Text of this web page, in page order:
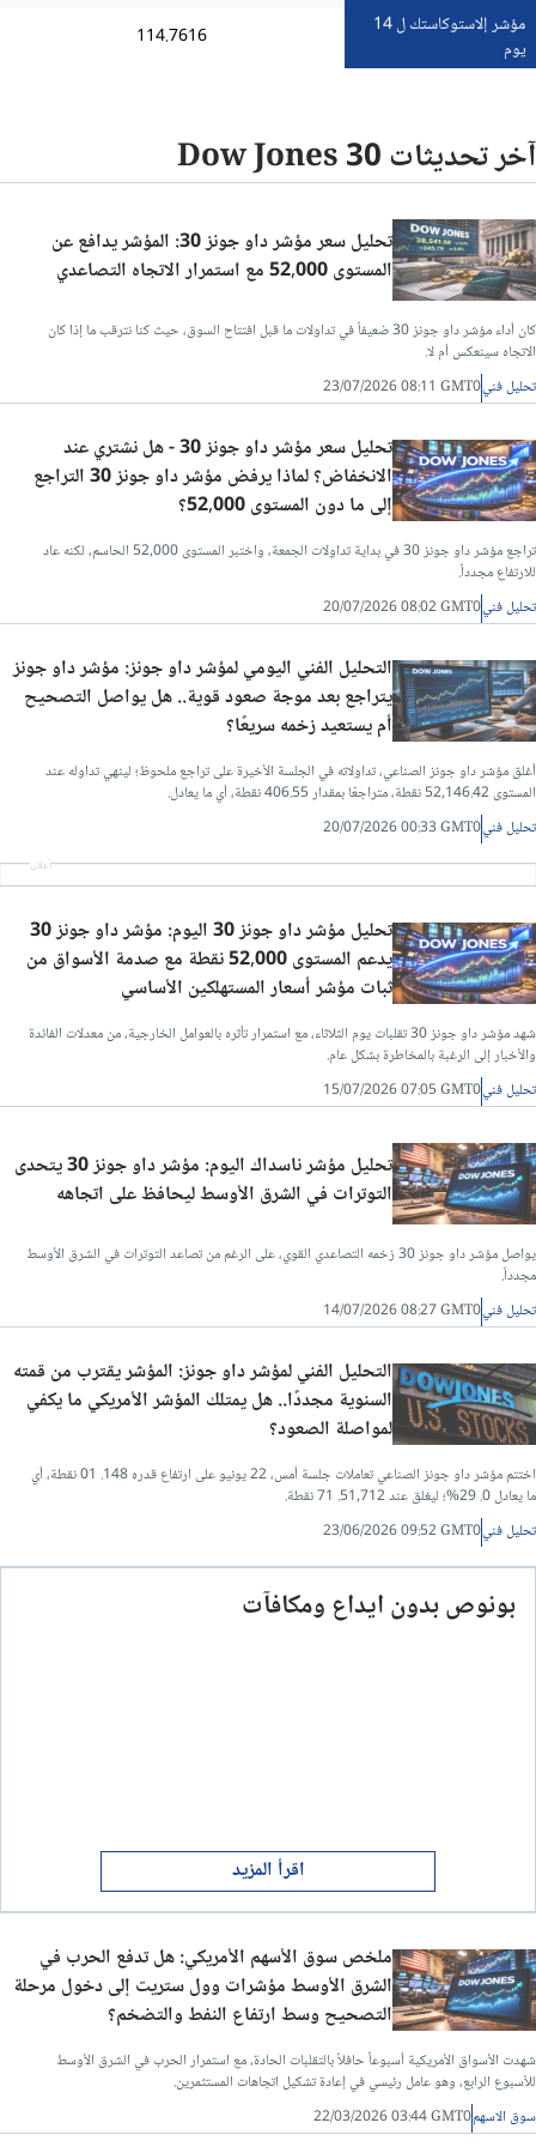
مؤشر إلاستوكاستك ل 14
يوم
114.7616
آخر تحديثات Dow Jones 30
تحليل سعر مؤشر داو جونز 30: المؤشر يدافع عن
المستوى 52,000 مع استمرار الاتجاه التصاعدي
كان أداء مؤشر داو جونز 30 ضعيفاً في تداولات ما قبل افتتاح السوق، حيث كنا نترقب ما إذا كان
الاتجاه سينعكس أم لا.
تحليل فني23/07/2026 08:11 GMT0
تحليل سعر مؤشر داو جونز 30 - هل نشتري عند
الانخفاض؟ لماذا يرفض مؤشر داو جونز 30 التراجع
إلى ما دون المستوى 52,000؟
تراجع مؤشر داو جونز 30 في بداية تداولات الجمعة، واختبر المستوى 52,000 الحاسم، لكنه عاد
للارتفاع مجدداً.
تحليل فني20/07/2026 08:02 GMT0
التحليل الفني اليومي لمؤشر داو جونز: مؤشر داو جونز
يتراجع بعد موجة صعود قوية.. هل يواصل التصحيح
أم يستعيد زخمه سريعًا؟
أغلق مؤشر داو جونز الصناعي، تداولاته في الجلسة الأخيرة على تراجع ملحوظ؛ لينهي تداوله عند
المستوى 52,146.42 نقطة، متراجعًا بمقدار 406.55 نقطة، أي ما يعادل.
تحليل فني20/07/2026 00:33 GMT0
أعلان
تحليل مؤشر داو جونز 30 اليوم: مؤشر داو جونز 30
يدعم المستوى 52,000 نقطة مع صدمة الأسواق من
ثبات مؤشر أسعار المستهلكين الأساسي
شهد مؤشر داو جونز 30 تقلبات يوم الثلاثاء، مع استمرار تأثره بالعوامل الخارجية، من معدلات الفائدة
والأخبار إلى الرغبة بالمخاطرة بشكل عام.
تحليل فني15/07/2026 07:05 GMT0
تحليل مؤشر ناسداك اليوم: مؤشر داو جونز 30 يتحدى
التوترات في الشرق الأوسط ليحافظ على اتجاهه
يواصل مؤشر داو جونز 30 زخمه التصاعدي القوي، على الرغم من تصاعد التوترات في الشرق الأوسط
مجدداً.
تحليل فني14/07/2026 08:27 GMT0
التحليل الفني لمؤشر داو جونز: المؤشر يقترب من قمته
السنوية مجددًا.. هل يمتلك المؤشر الأمريكي ما يكفي
لمواصلة الصعود؟
اختتم مؤشر داو جونز الصناعي تعاملات جلسة أمس، 22 يونيو على ارتفاع قدره 148. 01 نقطة، أي
ما يعادل 0. 29%؛ ليغلق عند 51,712. 71 نقطة.
تحليل فني23/06/2026 09:52 GMT0
بونوص بدون ايداع ومكافآت
اقرأ المزيد
ملخص سوق الأسهم الأمريكي: هل تدفع الحرب في
الشرق الأوسط مؤشرات وول ستريت إلى دخول مرحلة
التصحيح وسط ارتفاع النفط والتضخم؟
شهدت الأسواق الأمريكية أسبوعاً حافلاً بالتقلبات الحادة، مع استمرار الحرب في الشرق الأوسط
للأسبوع الرابع، وهو عامل رئيسي في إعادة تشكيل اتجاهات المستثمرين.
سوق الاسهم22/03/2026 03:44 GMT0